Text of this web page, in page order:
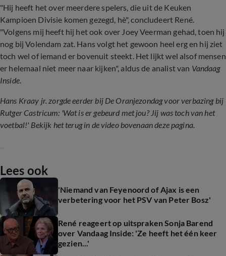
"Hij heeft het over meerdere spelers, die uit de Keuken
Kampioen Divisie komen gezegd, hè", concludeert René.
"Volgens mij heeft hij het ook over Joey Veerman gehad, toen hij
nog bij Volendam zat. Hans volgt het gewoon heel erg en hij ziet
toch wel of iemand er bovenuit steekt. Het lijkt wel alsof mensen
er helemaal niet meer naar kijken", aldus de analist van Vandaag
Inside.
Hans Kraay jr. zorgde eerder bij De Oranjezondag voor verbazing bij
Rutger Castricum: 'Wat is er gebeurd met jou? Jij was toch van het
voetbal!' Bekijk het terug in de video bovenaan deze pagina.
Lees ook
'Niemand van Feyenoord of Ajax is een
verbetering voor het PSV van Peter Bosz'
René reageert op uitspraken Sonja Barend
over Vandaag Inside: 'Ze heeft het één keer
gezien...'